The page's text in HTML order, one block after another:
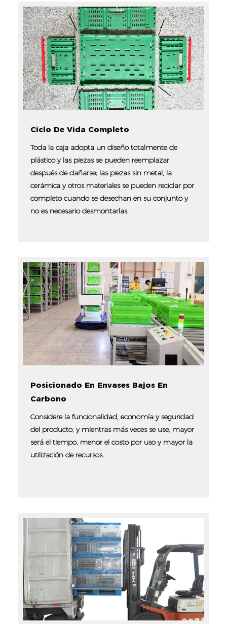
Ciclo De Vida Completo
Toda la caja adopta un diseño totalmente de
plástico y las piezas se pueden reemplazar
después de dañarse; las piezas sin metal, la
cerámica y otros materiales se pueden reciclar por
completo cuando se desechan en su conjunto y
no es necesario desmontarlas.
Posicionado En Envases Bajos En
Carbono
Considere la funcionalidad, economía y seguridad
del producto, y mientras más veces se use, mayor
será el tiempo, menor el costo por uso y mayor la
utilización de recursos.